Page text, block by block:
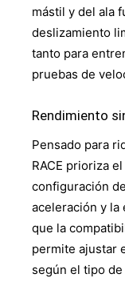
mástil y del ala
deslizamiento
tanto para
pruebas de
Rendimiento
Pensado para
RACE prioriza
configuración
aceleración y la
que la
permite ajustar
según el tipo